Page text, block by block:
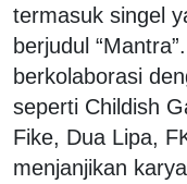
termasuk singel
berjudul
berkolaborasi
seperti Childish
Fike, Dua Lipa,
menjanjikan